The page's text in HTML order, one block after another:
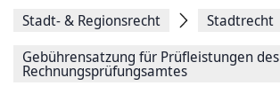
Seite
Stadt- & Regionsrecht
Stadtrecht
Gebührensatzung für Prüfleistungen des
Rechnungsprüfungsamtes